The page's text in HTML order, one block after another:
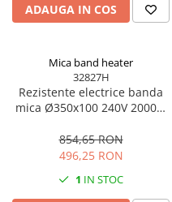
ADAUGA IN COS
Mica band heater
32827H
Rezistente electrice banda
mica Ø350x100 240V 2000W
854,65 RON
496,25 RON
1 IN STOC